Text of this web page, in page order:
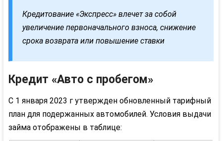
Кредитование «Экспресс» влечет за собой
увеличение первоначального взноса, снижение
срока возврата или повышение ставки
Кредит «Авто с пробегом»
С 1 января 2023 г утвержден обновленный тарифный
план для подержанных автомобилей. Условия выдачи
займа отображены в таблице: